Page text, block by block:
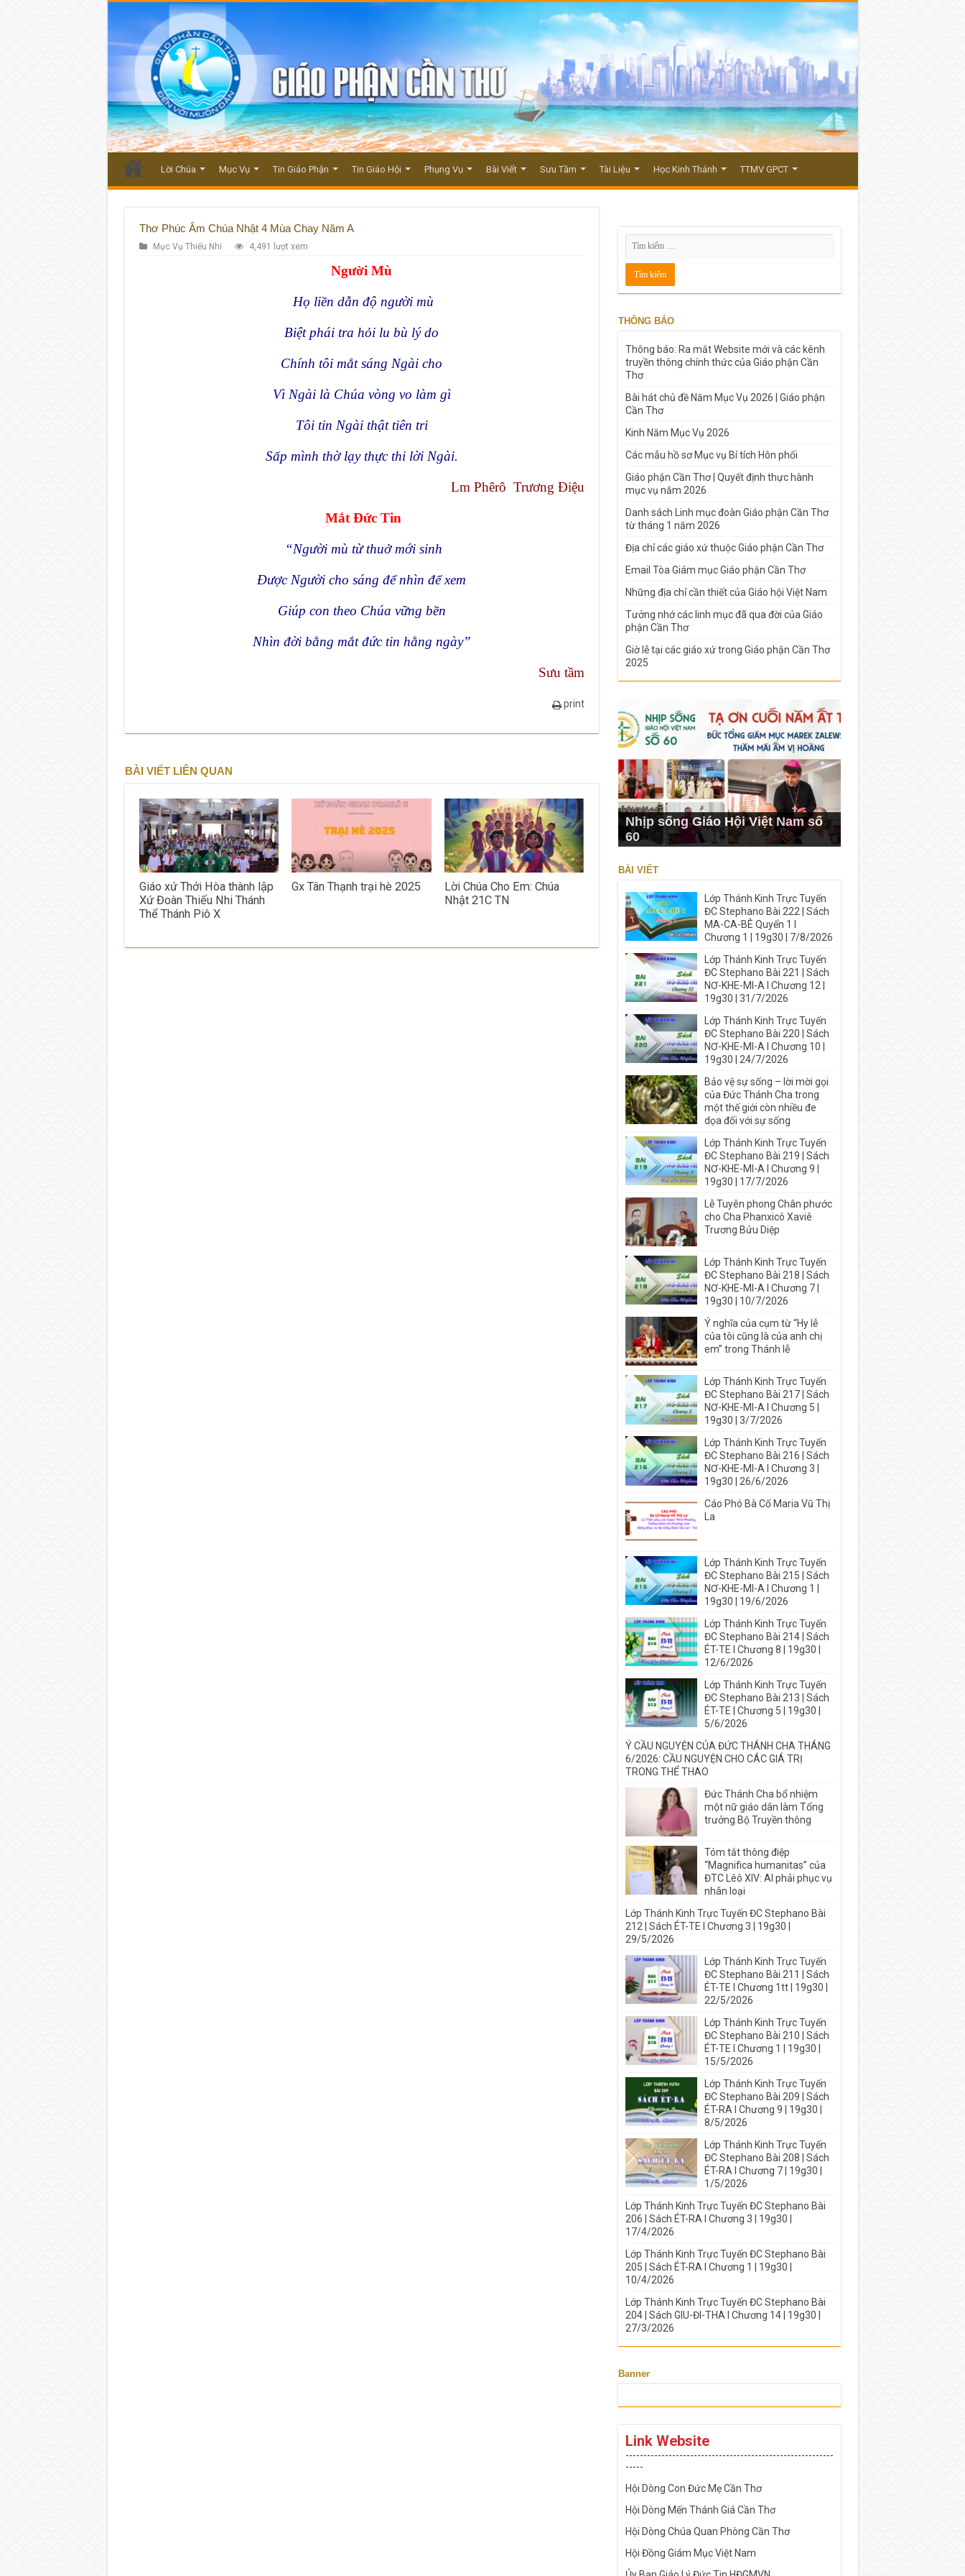
Lời Chúa Mục Vụ Tin Giáo Phận Tin Giáo Hội Phụng Vụ Bài Viết Sưu Tầm Tài Liệu Học Kinh Thánh TTMV GPCT
Thơ Phúc Âm Chúa Nhật 4 Mùa Chay Năm A
Mục Vụ Thiếu Nhi 4,491 lượt xem
Người Mù
Họ liền dẫn độ người mù
Biệt phái tra hỏi lu bù lý do
Chính tôi mắt sáng Ngài cho
Vì Ngài là Chúa vòng vo làm gì
Tôi tin Ngài thật tiên tri
Sấp mình thờ lạy thực thi lời Ngài.
Lm Phêrô Trương Điệu
Mắt Đức Tin
“Người mù từ thuở mới sinh
Được Người cho sáng để nhìn để xem
Giúp con theo Chúa vững bền
Nhìn đời bằng mắt đức tin hằng ngày”
Sưu tầm
print
BÀI VIẾT LIÊN QUAN
Giáo xứ Thới Hòa thành lập
Xứ Đoàn Thiếu Nhi Thánh
Thể Thánh Piô X
Gx Tân Thạnh trại hè 2025
Lời Chúa Cho Em: Chúa
Nhật 21C TN
THÔNG BÁO
Thông báo: Ra mắt Website mới và các kênh
truyền thông chính thức của Giáo phận Cần
Thơ
Bài hát chủ đề Năm Mục Vụ 2026 | Giáo phận
Cần Thơ
Kinh Năm Mục Vụ 2026
Các mẫu hồ sơ Mục vụ Bí tích Hôn phối
Giáo phận Cần Thơ | Quyết định thực hành
mục vụ năm 2026
Danh sách Linh mục đoàn Giáo phận Cần Thơ
từ tháng 1 năm 2026
Địa chỉ các giáo xứ thuộc Giáo phận Cần Thơ
Email Tòa Giám mục Giáo phận Cần Thơ
Những địa chỉ cần thiết của Giáo hội Việt Nam
Tưởng nhớ các linh mục đã qua đời của Giáo
phận Cần Thơ
Giờ lễ tại các giáo xứ trong Giáo phận Cần Thơ
2025
Nhịp sống Giáo Hội Việt Nam số
60
BÀI VIẾT
Lớp Thánh Kinh Trực Tuyến
ĐC Stephano Bài 222 | Sách
MA-CA-BÊ Quyển 1 I
Chương 1 | 19g30 | 7/8/2026
Lớp Thánh Kinh Trực Tuyến
ĐC Stephano Bài 221 | Sách
NƠ-KHE-MI-A I Chương 12 |
19g30 | 31/7/2026
Lớp Thánh Kinh Trực Tuyến
ĐC Stephano Bài 220 | Sách
NƠ-KHE-MI-A I Chương 10 |
19g30 | 24/7/2026
Bảo vệ sự sống – lời mời gọi
của Đức Thánh Cha trong
một thế giới còn nhiều đe
dọa đối với sự sống
Lớp Thánh Kinh Trực Tuyến
ĐC Stephano Bài 219 | Sách
NƠ-KHE-MI-A I Chương 9 |
19g30 | 17/7/2026
Lễ Tuyên phong Chân phước
cho Cha Phanxicô Xaviê
Trương Bửu Diệp
Lớp Thánh Kinh Trực Tuyến
ĐC Stephano Bài 218 | Sách
NƠ-KHE-MI-A I Chương 7 |
19g30 | 10/7/2026
Ý nghĩa của cụm từ “Hy lễ
của tôi cũng là của anh chị
em” trong Thánh lễ
Lớp Thánh Kinh Trực Tuyến
ĐC Stephano Bài 217 | Sách
NƠ-KHE-MI-A I Chương 5 |
19g30 | 3/7/2026
Lớp Thánh Kinh Trực Tuyến
ĐC Stephano Bài 216 | Sách
NƠ-KHE-MI-A I Chương 3 |
19g30 | 26/6/2026
Cáo Phó Bà Cố Maria Vũ Thị
La
Lớp Thánh Kinh Trực Tuyến
ĐC Stephano Bài 215 | Sách
NƠ-KHE-MI-A I Chương 1 |
19g30 | 19/6/2026
Lớp Thánh Kinh Trực Tuyến
ĐC Stephano Bài 214 | Sách
ÉT-TE I Chương 8 | 19g30 |
12/6/2026
Lớp Thánh Kinh Trực Tuyến
ĐC Stephano Bài 213 | Sách
ÉT-TE | Chương 5 | 19g30 |
5/6/2026
Ý CẦU NGUYỆN CỦA ĐỨC THÁNH CHA THÁNG
6/2026: CẦU NGUYỆN CHO CÁC GIÁ TRỊ
TRONG THỂ THAO
Đức Thánh Cha bổ nhiệm
một nữ giáo dân làm Tổng
trưởng Bộ Truyền thông
Tóm tắt thông điệp
“Magnifica humanitas” của
ĐTC Lêô XIV: AI phải phục vụ
nhân loại
Lớp Thánh Kinh Trực Tuyến ĐC Stephano Bài
212 | Sách ÉT-TE I Chương 3 | 19g30 |
29/5/2026
Lớp Thánh Kinh Trực Tuyến
ĐC Stephano Bài 211 | Sách
ÉT-TE I Chương 1tt | 19g30 |
22/5/2026
Lớp Thánh Kinh Trực Tuyến
ĐC Stephano Bài 210 | Sách
ÉT-TE I Chương 1 | 19g30 |
15/5/2026
Lớp Thánh Kinh Trực Tuyến
ĐC Stephano Bài 209 | Sách
ÉT-RA I Chương 9 | 19g30 |
8/5/2026
Lớp Thánh Kinh Trực Tuyến
ĐC Stephano Bài 208 | Sách
ÉT-RA I Chương 7 | 19g30 |
1/5/2026
Lớp Thánh Kinh Trực Tuyến ĐC Stephano Bài
206 | Sách ÉT-RA I Chương 3 | 19g30 |
17/4/2026
Lớp Thánh Kinh Trực Tuyến ĐC Stephano Bài
205 | Sách ÉT-RA I Chương 1 | 19g30 |
10/4/2026
Lớp Thánh Kinh Trực Tuyến ĐC Stephano Bài
204 | Sách GIU-ĐI-THA I Chương 14 | 19g30 |
27/3/2026
Banner
Link Website
----------------------------------------------------------
-----
Hội Dòng Con Đức Mẹ Cần Thơ
Hội Dòng Mến Thánh Giá Cần Thơ
Hội Dòng Chúa Quan Phòng Cần Thơ
Hội Đồng Giám Mục Việt Nam